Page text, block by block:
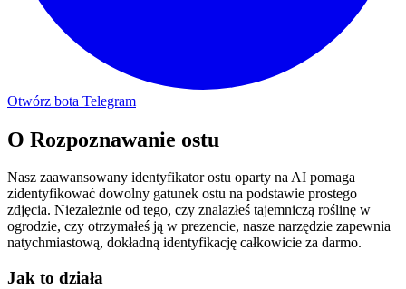
Otwórz bota Telegram
O Rozpoznawanie ostu
Nasz zaawansowany identyfikator ostu oparty na AI pomaga
zidentyfikować dowolny gatunek ostu na podstawie prostego
zdjęcia. Niezależnie od tego, czy znalazłeś tajemniczą roślinę w
ogrodzie, czy otrzymałeś ją w prezencie, nasze narzędzie zapewnia
natychmiastową, dokładną identyfikację całkowicie za darmo.
Jak to działa